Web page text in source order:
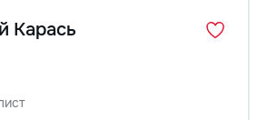
Карась